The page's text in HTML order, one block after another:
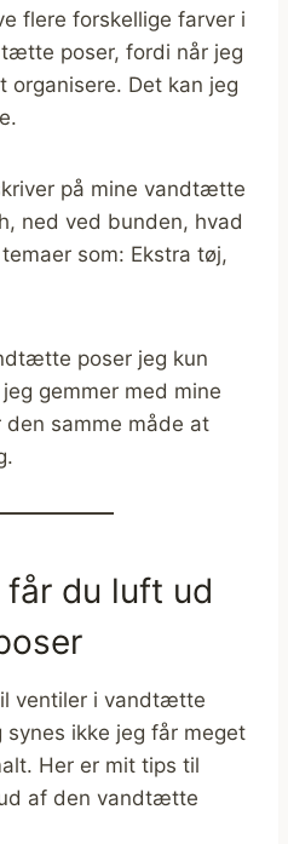
flere forskellige farver i
poser, fordi når jeg
organisere. Det kan jeg
på mine vandtætte
ned ved bunden, hvad
som: Ekstra tøj,
poser jeg kun
gemmer med mine
den samme måde at
du luft ud
ventiler i vandtætte
ikke jeg får meget
Her er mit tips til
af den vandtætte